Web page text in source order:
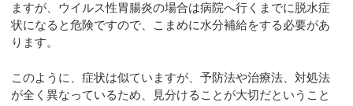
ますが、ウイルス性胃腸炎の場合は病院へ行くまでに脱水症
状になると危険ですので、こまめに水分補給をする必要があ
ります。
このように、症状は似ていますが、予防法や治療法、対処法
が全く異なっているため、見分けることが大切だということ